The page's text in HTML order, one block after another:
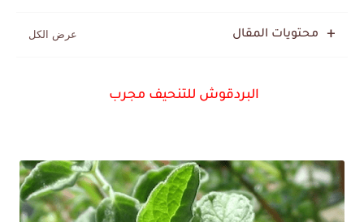
محتويات المقال
البردقوش للتنحيف مجرب